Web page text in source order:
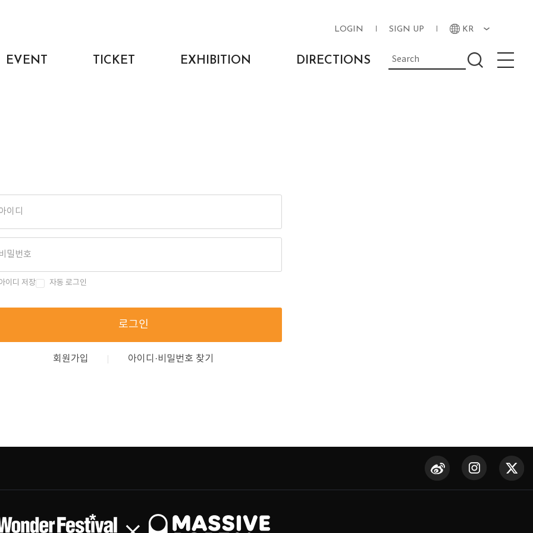
LOGIN SIGN UP KR
EVENT TICKET EXHIBITION DIRECTIONS
이디 저장 자동 로그인
로그인
회원가입 아이디·비밀번호 찾기